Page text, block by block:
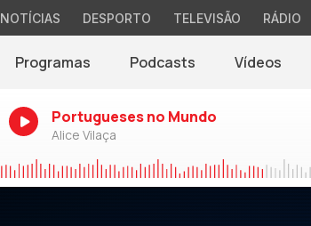
NOTÍCIAS DESPORTO TELEVISÃO RÁDIO
Programas Podcasts Vídeos
Portugueses no Mundo
Alice Vilaça